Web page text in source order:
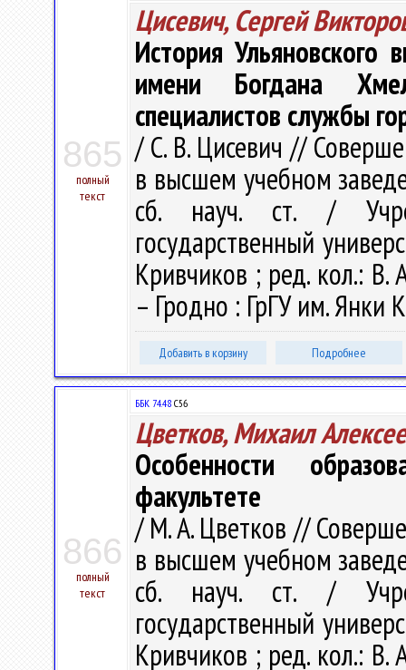
865
полный
текст
Цисевич, Сергей
История Ульяновского
имени Богдана
специалистов службы
/ С. В. Цисевич //
в высшем учебном
сб. науч. ст. /
государственный
Кривчиков ; ред. кол.: В.
– Гродно : ГрГУ им. Янки
Добавить в корзину Подробнее
866
полный
текст
ББК 74.48 С56
Цветков, Михаил
Особенности
факультете
/ М. А. Цветков //
в высшем учебном
сб. науч. ст. /
государственный
Кривчиков ; ред. кол.: В.